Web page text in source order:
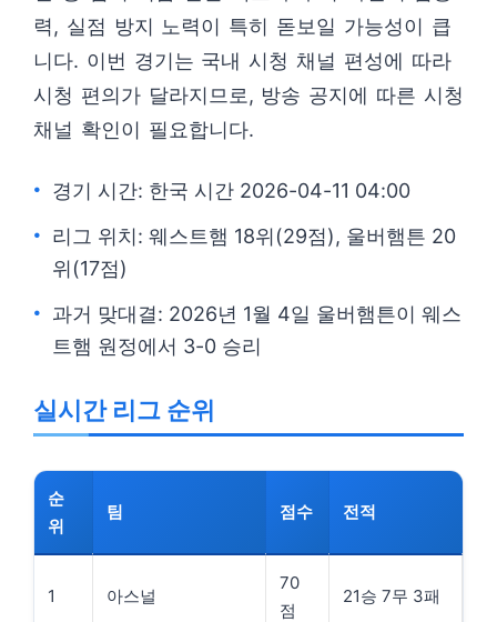
력, 실점 방지 노력이 특히 돋보일 가능성이 큽
니다. 이번 경기는 국내 시청 채널 편성에 따라
시청 편의가 달라지므로, 방송 공지에 따른 시청
채널 확인이 필요합니다.
경기 시간: 한국 시간 2026-04-11 04:00
리그 위치: 웨스트햄 18위(29점), 울버햄튼 20
위(17점)
과거 맞대결: 2026년 1월 4일 울버햄튼이 웨스
트햄 원정에서 3-0 승리
실시간 리그 순위
순
위
팀 점수 전적
1 아스널
70
점
21승 7무 3패